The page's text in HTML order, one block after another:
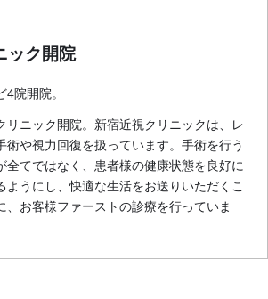
ック開院
4院開院。
リニック開院。新宿近視クリニックは、レ
術や視力回復を扱っています。手術を行う
全てではなく、患者様の健康状態を良好に
ようにし、快適な生活をお送りいただくこ
、お客様ファーストの診療を行っていま